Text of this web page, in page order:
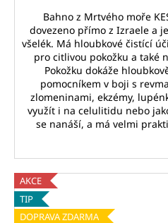
Bahno z Mrtvého moře
dovezeno přímo z Izraele a
všelék. Má hloubkové čistící
pro citlivou pokožku a také
Pokožku dokáže
pomocníkem v boji s
zlomeninami, ekzémy,
využít i na celulitidu nebo
se nanáší, a má velmi
AKCE
TIP
DOPRAVA ZDARMA